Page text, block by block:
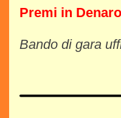
Premi in Denaro
Bando di gara